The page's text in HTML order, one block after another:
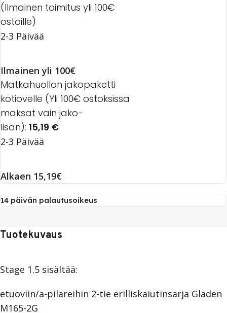
(Ilmainen toimitus yli 100€
ostoille)
2-3 Päivää
Ilmainen yli 100€
Matkahuollon jakopaketti
kotiovelle (Yli 100€ ostoksissa
maksat vain jako-
lisän): 15,19 €
2-3 Päivää
Alkaen 15,19€
14 päivän palautusoikeus
Tuotekuvaus
Stage 1.5 sisältää:
etuoviin/a-pilareihin 2-tie erilliskaiutinsarja Gladen
M165-2G